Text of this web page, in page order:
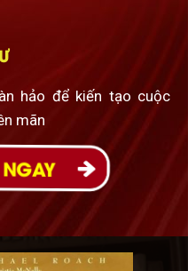
hảo để kiến tạo cuộc
mãn